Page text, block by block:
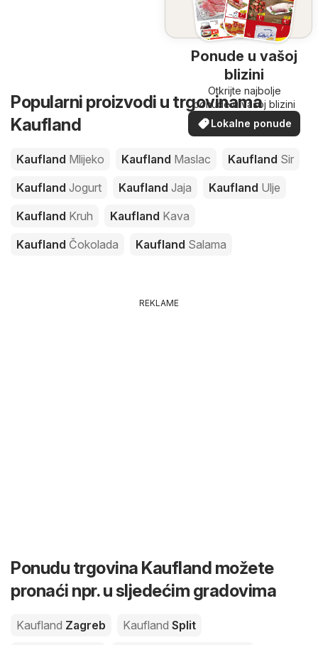
Ponude u vašoj
blizini
Otkrijte najbolje
ponude u vašoj blizini
Lokalne ponude
Popularni proizvodi u trgovinama
Kaufland
Kaufland Mlijeko Kaufland Maslac Kaufland Sir
Kaufland Jogurt Kaufland Jaja Kaufland Ulje
Kaufland Kruh Kaufland Kava
Kaufland Čokolada Kaufland Salama
REKLAME
Ponudu trgovina Kaufland možete
pronaći npr. u sljedećim gradovima
Kaufland Zagreb Kaufland Split